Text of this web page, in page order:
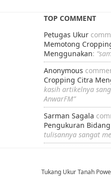
TOP COMMENT
Petugas Ukur
Memotong
Menggunakan:
Anonymous
Cropping Citra
kasih artikelnya
AnwarFM”
Sarman Sagala
Pengukuran
tulisannya sangat
Tukang Ukur Tanah